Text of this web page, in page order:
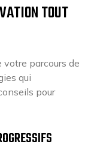
TOUT
parcours de
qui
pour